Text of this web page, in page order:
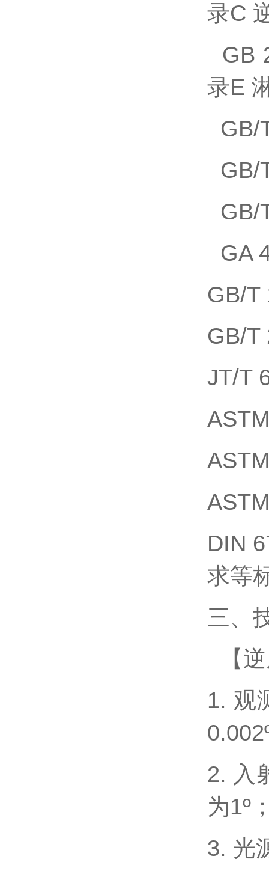
录C
GB
录E
GB/
GB/
GB/
GA
GB/T
GB/T
JT/T
DIN
求等
三、
【
1. 观
2. 入
为1º
3. 光